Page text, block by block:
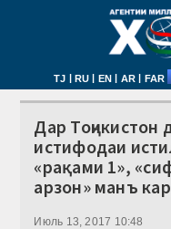
TJ | RU | EN | AR | FAR
Дар Тоҷикистон
истифодаи
«рақами 1»,
арзон» манъ
Июль 13, 2017 10:48